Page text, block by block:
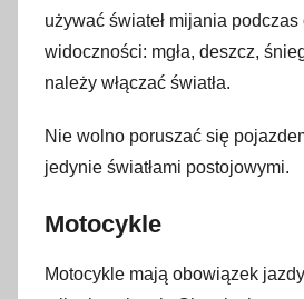
używać świateł mijania
widoczności: mgła, deszcz,
należy włączać światła.
Nie wolno poruszać się
jedynie światłami postojowymi.
Motocykle
Motocykle mają obowiązek